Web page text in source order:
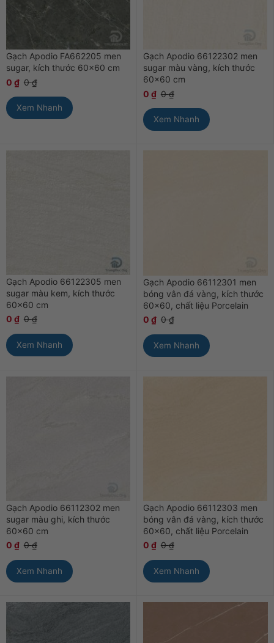
Gạch Apodio FA662205 men
sugar, kích thước 60×60 cm
0 ₫ 0₫
Xem Nhanh
Gạch Apodio 66122302 men
sugar màu vàng, kích thước
60×60 cm
0 ₫ 0₫
Xem Nhanh
Gạch Apodio 66122305 men
sugar màu kem, kích thước
60×60 cm
0 ₫ 0₫
Xem Nhanh
Gạch Apodio 66112301 men
bóng vân đá vàng, kích thước
60×60, chất liệu Porcelain
0 ₫ 0₫
Xem Nhanh
Gạch Apodio 66112302 men
sugar màu ghi, kích thước
60×60 cm
0 ₫ 0₫
Xem Nhanh
Gạch Apodio 66112303 men
bóng vân đá vàng, kích thước
60×60, chất liệu Porcelain
0 ₫ 0₫
Xem Nhanh